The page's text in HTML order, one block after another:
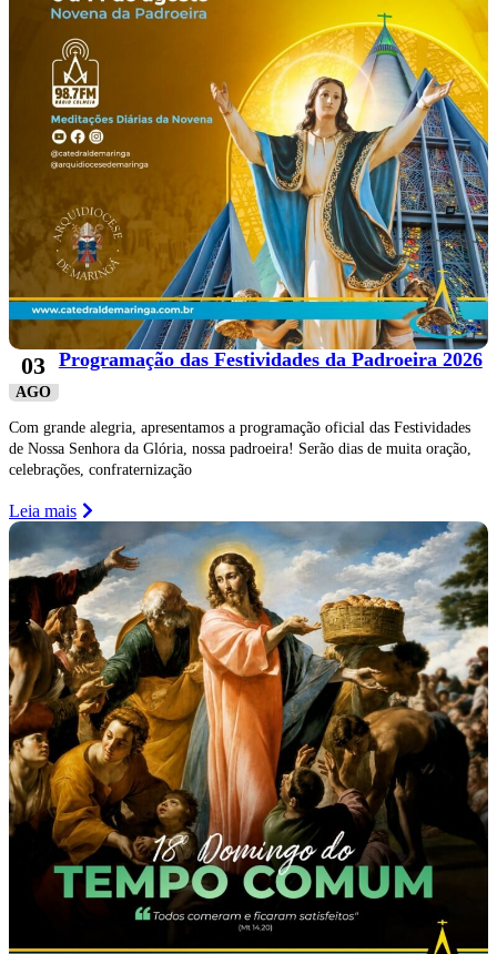
03
AGO
Programação das Festividades da Padroeira 2026
Com grande alegria, apresentamos a programação oficial das Festividades
de Nossa Senhora da Glória, nossa padroeira! Serão dias de muita oração,
celebrações, confraternização
Leia mais